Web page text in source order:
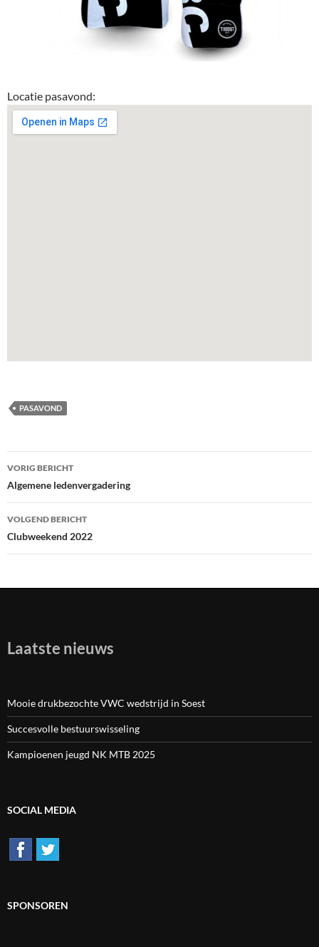
Locatie pasavond:
PASAVOND
Bericht
navigatie
VORIG BERICHT
Algemene ledenvergadering
VOLGEND BERICHT
Clubweekend 2022
Laatste nieuws
Mooie drukbezochte VWC wedstrijd in Soest
Succesvolle bestuurswisseling
Kampioenen jeugd NK MTB 2025
SOCIAL MEDIA
SPONSOREN